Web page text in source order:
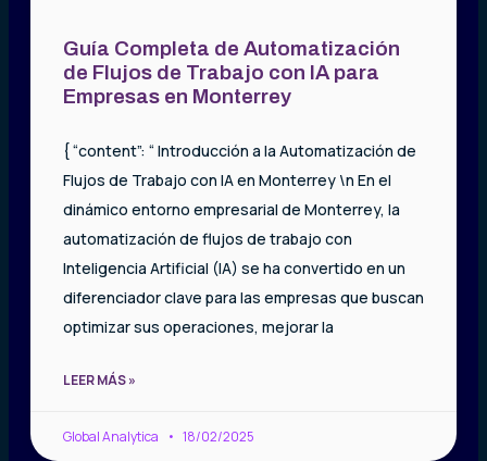
Guía Completa de Automatización
de Flujos de Trabajo con IA para
Empresas en Monterrey
{ “content”: “ Introducción a la Automatización de
Flujos de Trabajo con IA en Monterrey \n En el
dinámico entorno empresarial de Monterrey, la
automatización de flujos de trabajo con
Inteligencia Artificial (IA) se ha convertido en un
diferenciador clave para las empresas que buscan
optimizar sus operaciones, mejorar la
LEER MÁS »
Global Analytica 18/02/2025